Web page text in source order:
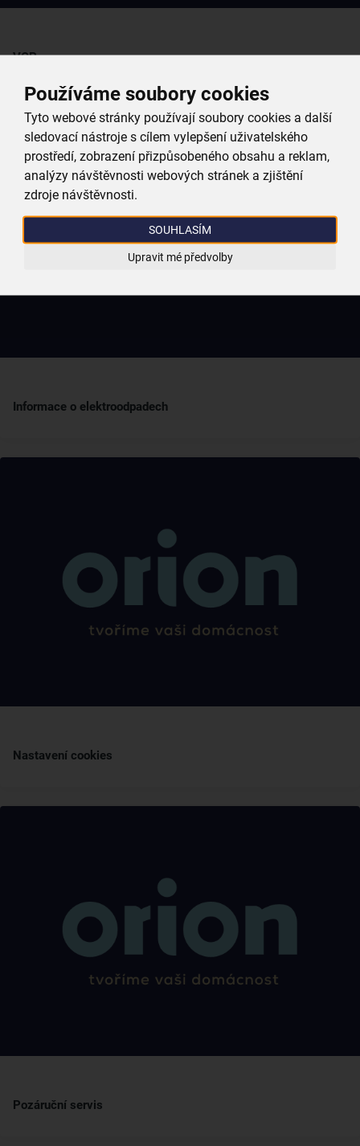
Používáme soubory cookies
Tyto webové stránky používají soubory cookies a další
sledovací nástroje s cílem vylepšení uživatelského
prostředí, zobrazení přizpůsobeného obsahu a reklam,
analýzy návštěvnosti webových stránek a zjištění
zdroje návštěvnosti.
SOUHLASÍM
Upravit mé předvolby
VOP
Informace o elektroodpadech
Nastavení cookies
Pozáruční servis